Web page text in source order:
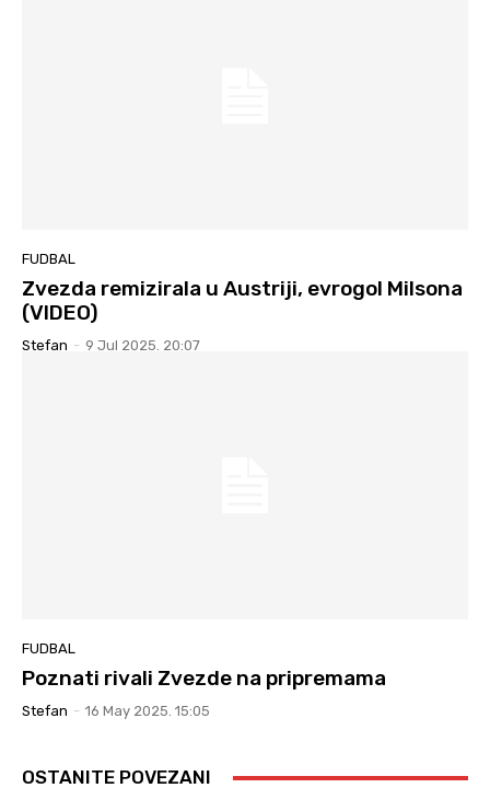
FUDBAL
Zvezda remizirala u Austriji, evrogol Milsona
(VIDEO)
Stefan - 9 Jul 2025. 20:07
FUDBAL
Poznati rivali Zvezde na pripremama
Stefan - 16 May 2025. 15:05
OSTANITE POVEZANI